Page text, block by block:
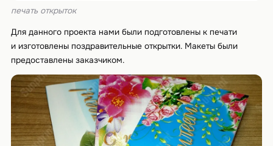
печать открыток
Для данного проекта нами были подготовлены к печати
и изготовлены поздравительные открытки. Макеты были
предоставлены заказчиком.